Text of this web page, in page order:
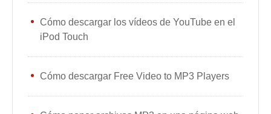
Cómo descargar los vídeos de YouTube en el
iPod Touch
Cómo descargar Free Video to MP3 Players